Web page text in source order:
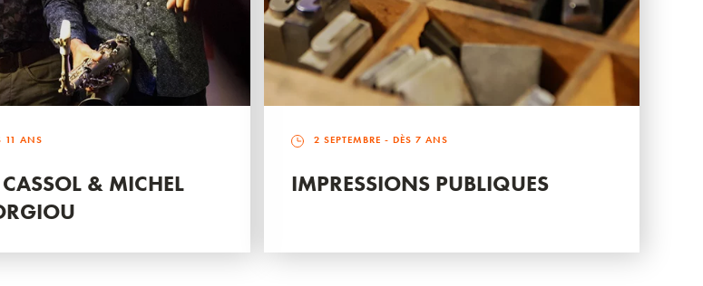
11 ANS
& MICHEL
2 SEPTEMBRE - DÈS 7 ANS
IMPRESSIONS PUBLIQUES